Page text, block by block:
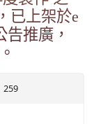
已上架於e
推廣，
259